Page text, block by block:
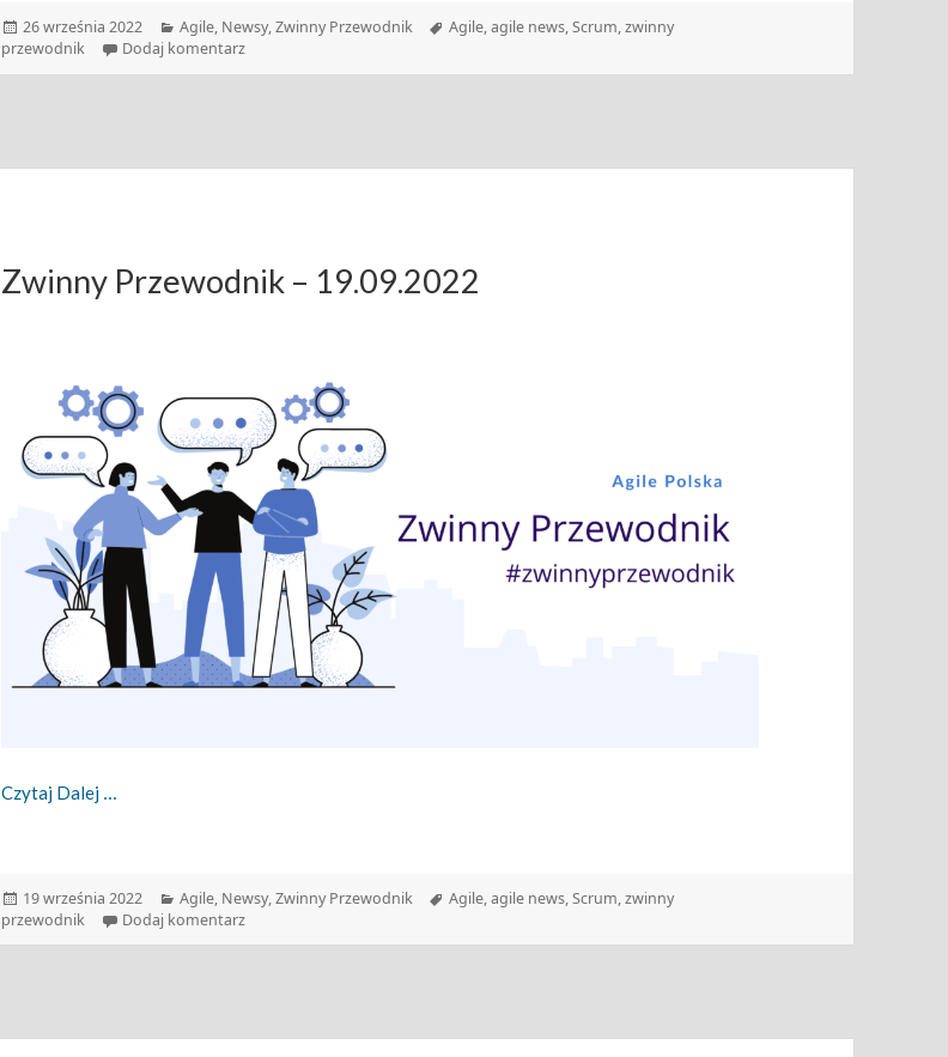
Data
publikacji
26 września 2022 Kategorie
Agile, Newsy,Zwinny Przewodnik Tagi
Agile,agile news,Scrum,zwinny
przewodnik
Dodaj komentarzdo Zwinny Przewodnik – 26.09.2022
Zwinny Przewodnik – 19.09.2022
Czytaj Dalej
Data
publikacji
19 września 2022 Kategorie
Agile, Newsy,Zwinny Przewodnik Tagi
Agile,agile news,Scrum,zwinny
przewodnik
Dodaj komentarzdo Zwinny Przewodnik – 19.09.2022